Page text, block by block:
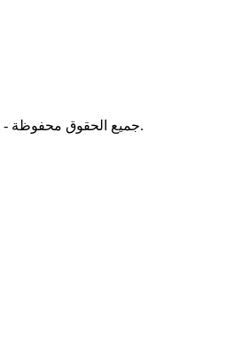
2026 cursor-land.com - جميع الحقوق محفوظة.